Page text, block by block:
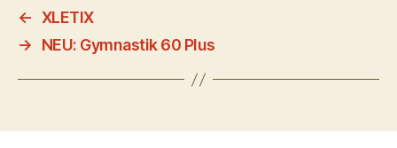
← XLETIX
→
NEU: Gymnastik 60 Plus